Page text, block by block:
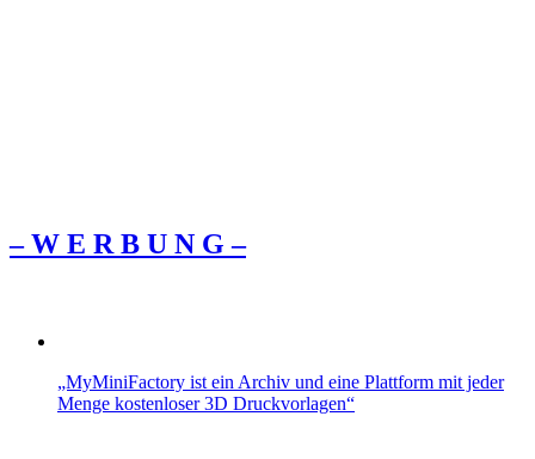
– W Ε R Β U Ν G –
„MyMiniFactory ist ein Archiv und eine Plattform mit jeder
Menge kostenloser 3D Druckvorlagen“